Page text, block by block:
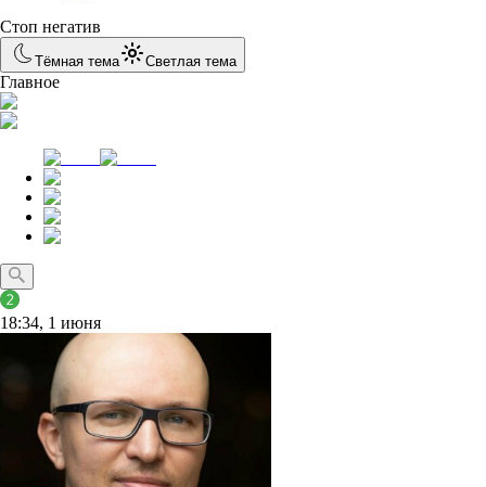
Стоп негатив
Тёмная тема Светлая тема
Главное
18:34, 1 июня